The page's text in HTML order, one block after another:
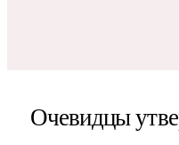
Очевидцы